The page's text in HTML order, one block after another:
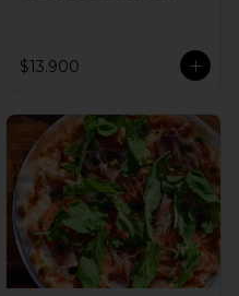
$13.900